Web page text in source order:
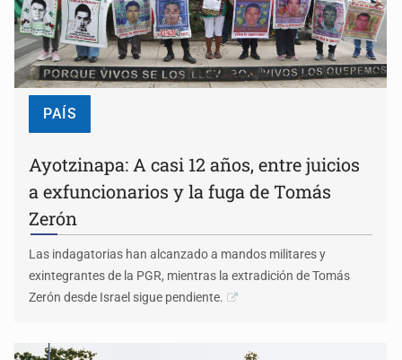
PAÍS
Ayotzinapa: A casi 12 años, entre juicios
a exfuncionarios y la fuga de Tomás
Zerón
Las indagatorias han alcanzado a mandos militares y
exintegrantes de la PGR, mientras la extradición de Tomás
Zerón desde Israel sigue pendiente.